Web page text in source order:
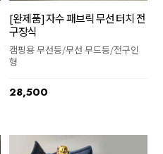
[완제품] 자수 패브릭 무선 터치 전
구장식
캠핑용 무선등/무선 무드등/전구인
형
28,500